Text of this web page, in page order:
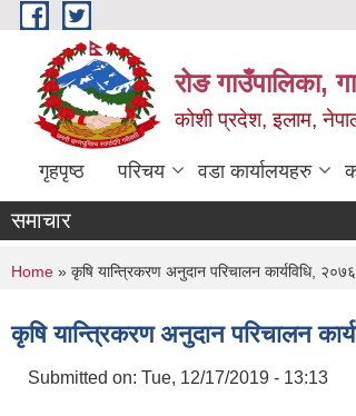
Skip to main content
रोङ गाउँपालिका,
कोशी प्रदेश, इलाम,
गृहपृष्ठ परिचय वडा कार्यालयहरु
समाचार
You are here
Home » कृषि यान्त्रिकरण अनुदान परिचालन कार्यविधि, २०७६
कृषि यान्त्रिकरण अनुदान परिचालन
Submitted on: Tue, 12/17/2019 - 13:13